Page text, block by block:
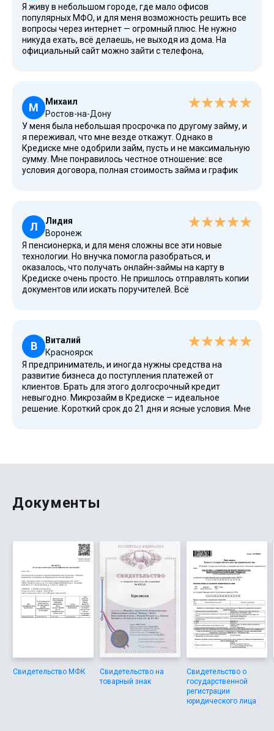
Я живу в небольшом городе, где мало офисов
популярных МФО, и для меня возможность решить все
вопросы через интернет — огромный плюс. Не нужно
никуда ехать, всё делаешь, не выходя из дома. На
официальный сайт можно зайти с телефона,
Отличный сервис для людей из разных городов.
М
Михаил
Ростов-на-Дону
У меня была небольшая просрочка по другому займу, и
я переживал, что мне везде откажут. Однако в
Кредиске мне одобрили займ, пусть и не максимальную
сумму. Мне понравилось честное отношение: все
условия договора, полная стоимость займа и график
ситуациях.
Л
Лидия
Воронеж
Я пенсионерка, и для меня сложны все эти новые
технологии. Но внучка помогла разобраться, и
оказалось, что получать онлайн-займы на карту в
Кредиске очень просто. Не пришлось отправлять копии
документов или искать поручителей. Всё
В
Виталий
Красноярск
Я предприниматель, и иногда нужны средства на
развитие бизнеса до поступления платежей от
клиентов. Брать для этого долгосрочный кредит
невыгодно. Микрозайм в Кредиске — идеальное
решение. Короткий срок до 21 дня и ясные условия. Мне
Документы
Свидетельство МФК
Свидетельство на
товарный знак
Свидетельство о
государственной
регистрации
юридического лица